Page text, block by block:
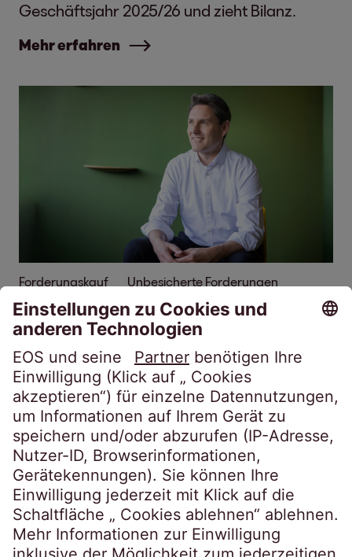
Geschäftsjahr 2025/26 und zieht Bilanz.
Mehr erfahren
Forderungskauf Unbesicherte Forderungen
Geschäftsjahr 2025/26: EOS Gruppe
bestätigt Position in Zentraleuropa
20.07.2026 4 Min.
Das Geschäftsjahr 2025/26 war für die
Region Zentraleuropa anspruchsvoll.
Dennoch bleibt der Umsatz auf hohem
Vorjahresniveau. Dr. Stephan Ohlmeyer
spricht über Entwicklungen und Erfahrungen.
Mehr erfahren